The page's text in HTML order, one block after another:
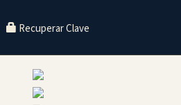
Recuperar Clave